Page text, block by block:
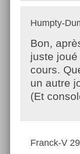
Humpty-
Bon,
juste
cours.
un autre
(Et
Franck-V